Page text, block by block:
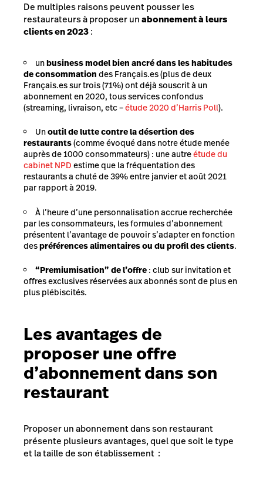
De multiples raisons peuvent pousser les
restaurateurs à proposer unabonnement à leurs
clients en 2023:
unbusiness model bien ancré dans les habitudes
de consommation des Français.es (plus de deux
Français.es sur trois (71%) ont déjà souscrit à un
abonnement en 2020, tous services confondus
(streaming, livraison, etc –étude 2020 d’Harris Poll).
Unoutil de lutte contre la désertion des
restaurants(comme évoqué dans notre étude menée
auprès de 1000 consommateurs) : une autreétude du
cabinet NPD estime que la fréquentation des
restaurants a chuté de 39% entre janvier et août 2021
par rapport à 2019.
À l’heure d’une personnalisation accrue recherchée
par les consommateurs, les formules d’abonnement
présentent l’avantage de pouvoir s’adapter en fonction
despréférences alimentaires ou du profil des clients.
“Premiumisation” de l’offre : club sur invitation et
offres exclusives réservées aux abonnés sont de plus en
plus plébiscités.
Les avantages de
proposer une offre
d’abonnement dans son
restaurant
Proposer un abonnement dans son restaurant
présente plusieurs avantages, quel que soit le type
et la taille de son établissement :